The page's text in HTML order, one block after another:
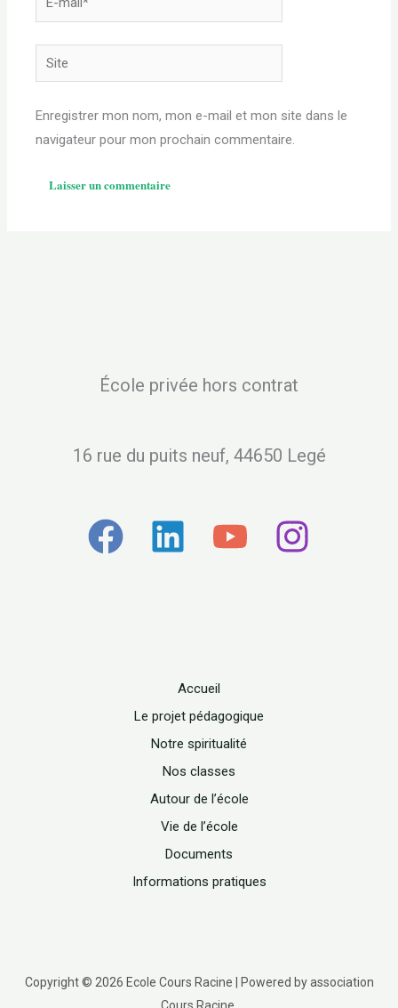
mail*
Site
Enregistrer mon nom, mon e-mail et mon site dans le
navigateur pour mon prochain commentaire.
École privée hors contrat
16 rue du puits neuf, 44650 Legé
Accueil
Le projet pédagogique
Notre spiritualité
Nos classes
Autour de l’école
Vie de l’école
Documents
Informations pratiques
Copyright © 2026 Ecole Cours Racine | Powered by association